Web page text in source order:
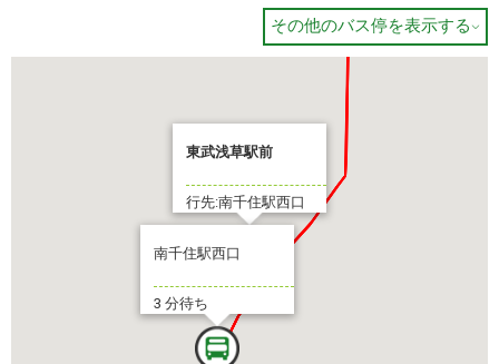
その他のバス停を表示する 
東武浅草駅前
行先:南千住駅西口
南千住駅西口
3 分待ち